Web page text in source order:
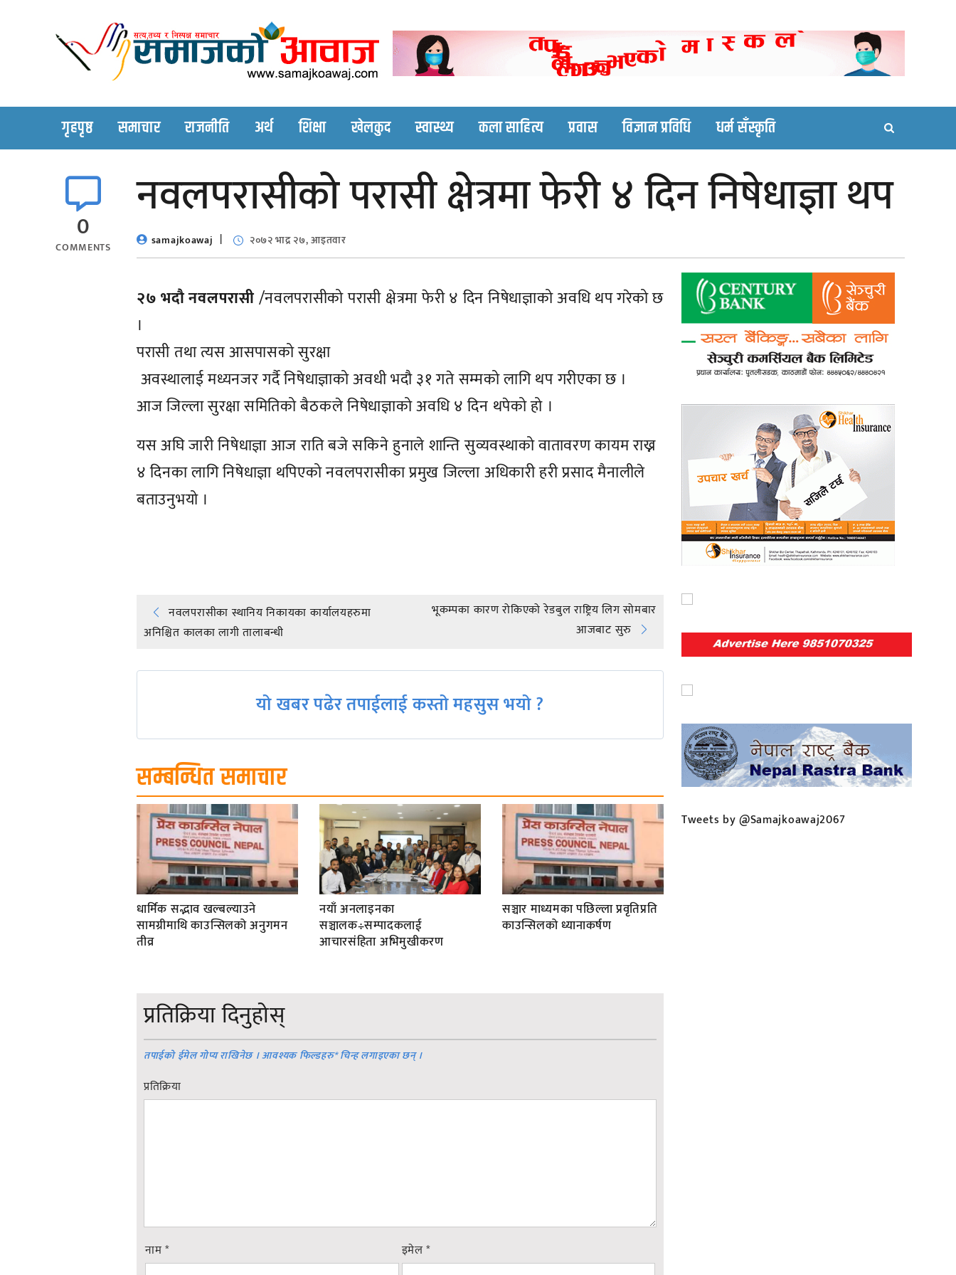
Nepali online news portal site
Nepali online news portal site
गृहपृष्ठ समाचार राजनीति अर्थ शिक्षा खेलकुद स्वास्थ्य कला साहित्य प्रवास विज्ञान प्रविधि धर्म सँस्कृति
0
COMMENTS
नवलपरासीको परासी क्षेत्रमा फेरी ४ दिन निषेधाज्ञा थप
samajkoawaj २०७२ भाद्र २७, आइतवार
२७ भदाै नवलपरासी/नवलपरासीको परासी क्षेत्रमा फेरी ४ दिन निषेधाज्ञाको अवधि थप गरेको छ
।
परासी तथा त्यस आसपासको सुरक्षा
अवस्थालाई मध्यनजर गर्दै निषेधाज्ञाको अवधी भदौ ३१ गते सम्मको लागि थप गरीएका छ ।
आज जिल्ला सुरक्षा समितिको बैठकले निषेधाज्ञाको अवधि ४ दिन थपेको हो ।
यस अघि जारी निषेधाज्ञा आज राति बजे सकिने हुनाले शान्ति सुव्यवस्थाको वातावरण कायम राख्न
४ दिनका लागि निषेधाज्ञा थपिएको नवलपरासीका प्रमुख जिल्ला अधिकारी हरी प्रसाद मैनालीले
बताउनुभयो ।
Post
navigation
नवलपरासीका स्थानिय निकायका कार्यालयहरुमा
अनिश्चित कालका लागी तालाबन्धी
भूकम्पका कारण रोकिएको रेडबुल राष्ट्रिय लिग सोमबार
आजबाट सुरु
यो खबर पढेर तपाईलाई कस्तो महसुस भयो ?
सम्बन्धित समाचार
धार्मिक सद्भाव खल्बल्याउने
सामग्रीमाथि काउन्सिलको अनुगमन
तीव्र
नयाँ अनलाइनका
सञ्चालक÷सम्पादकलाई
आचारसंहिता अभिमुखीकरण
सञ्चार माध्यमका पछिल्ला प्रवृतिप्रति
काउन्सिलको ध्यानाकर्षण
प्रतिक्रिया दिनुहोस्
तपाईको ईमेल गोप्य राखिनेछ । आवश्यक फिल्डहरु*चिन्ह लगाइएका छन् ।
प्रतिक्रिया
नाम* इमेल*
Tweets by @Samajkoawaj2067